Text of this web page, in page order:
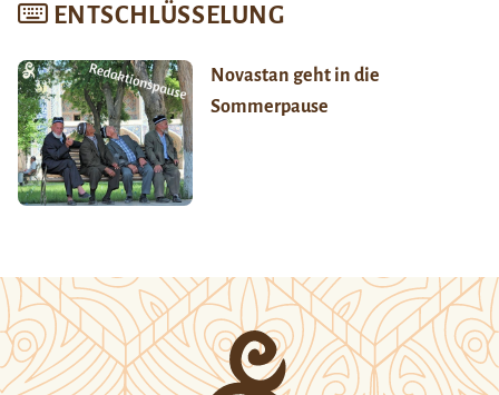
ENTSCHLÜSSELUNG
Novastan geht in die
Sommerpause